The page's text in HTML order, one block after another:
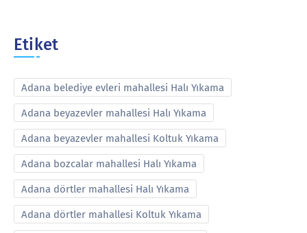
Etiket
Adana belediye evleri mahallesi Halı Yıkama
Adana beyazevler mahallesi Halı Yıkama
Adana beyazevler mahallesi Koltuk Yıkama
Adana bozcalar mahallesi Halı Yıkama
Adana dörtler mahallesi Halı Yıkama
Adana dörtler mahallesi Koltuk Yıkama